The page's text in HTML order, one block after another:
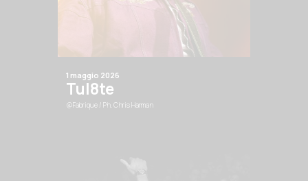
1 maggio 2026
Tul8te
@Fabrique / Ph. Chris Harman